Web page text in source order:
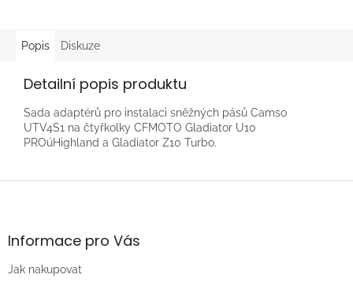
Popis Diskuze
Detailní popis produktu
Sada adaptérů pro instalaci sněžných pásů Camso
UTV4S1 na čtyřkolky CFMOTO Gladiator U10
PROúHighland a Gladiator Z10 Turbo.
Z
aInformace pro Vás
Jak nakupovat